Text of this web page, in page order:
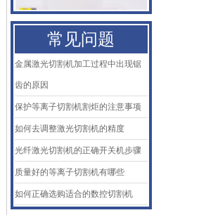
KTB2陶瓷体
AMADA阿玛达喷嘴
普雷喷嘴
百超Bystronic喷嘴
KTB2陶瓷体
常见问题
金属激光切割机加工过程中出现锯
齿的原因
保护等离子切割机割炬的注意事项
如何去调整激光切割机的精度
光纤激光切割机的正确开关机步骤
质量好的等离子切割机有哪些
如何正确选购适合的数控切割机